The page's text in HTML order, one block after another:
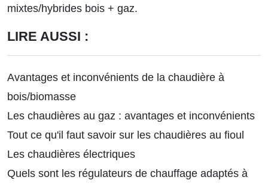
mixtes/hybrides bois + gaz.
LIRE AUSSI :
Avantages et inconvénients de la chaudière à
bois/biomasse
Les chaudières au gaz : avantages et inconvénients
Tout ce qu'il faut savoir sur les chaudières au fioul
Les chaudières électriques
Quels sont les régulateurs de chauffage adaptés à